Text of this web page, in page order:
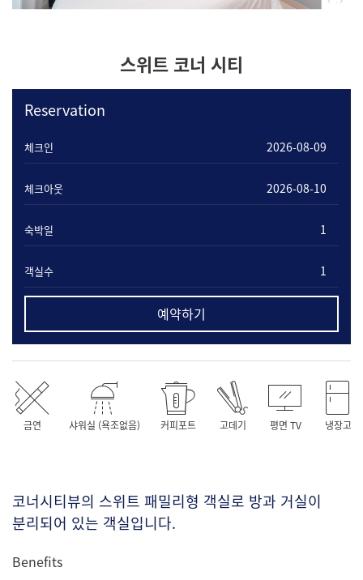
스위트 코너 시티
Reservation
체크인
체크아웃
숙박일
객실수
예약하기
금연 샤워실 (욕조없음) 커피포트 고데기 평면 TV 냉장고
코너시티뷰의 스위트 패밀리형 객실로 방과 거실이
분리되어 있는 객실입니다.
Benefits